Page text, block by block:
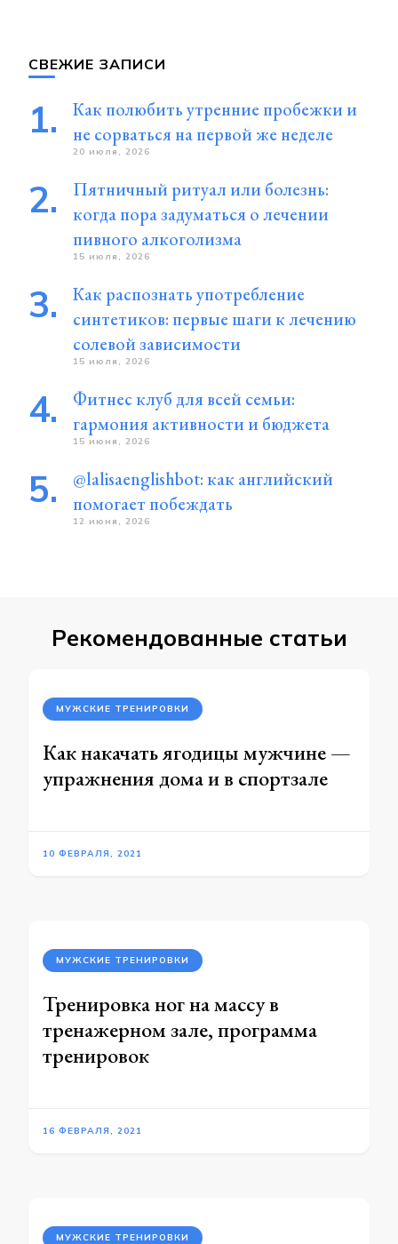
СВЕЖИЕ ЗАПИСИ
Как полюбить утренние пробежки и
не сорваться на первой же неделе
20 июля, 2026
Пятничный ритуал или болезнь:
когда пора задуматься о лечении
пивного алкоголизма
15 июля, 2026
Как распознать употребление
синтетиков: первые шаги к лечению
солевой зависимости
15 июля, 2026
Фитнес клуб для всей семьи:
гармония активности и бюджета
15 июня, 2026
@lalisaenglishbot: как английский
помогает побеждать
12 июня, 2026
Рекомендованные статьи
МУЖСКИЕ ТРЕНИРОВКИ
Как накачать ягодицы мужчине —
упражнения дома и в спортзале
10 ФЕВРАЛЯ, 2021
МУЖСКИЕ ТРЕНИРОВКИ
Тренировка ног на массу в
тренажерном зале, программа
тренировок
16 ФЕВРАЛЯ, 2021
МУЖСКИЕ ТРЕНИРОВКИ